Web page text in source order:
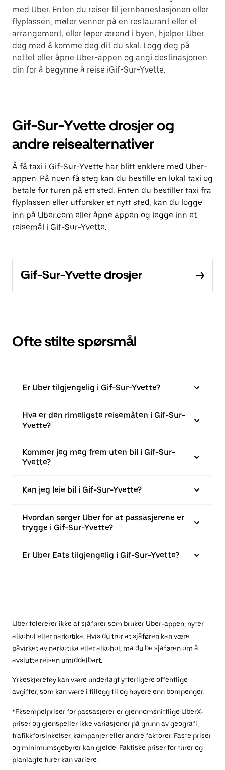
med Uber. Enten du reiser til jernbanestasjonen eller
flyplassen, møter venner på en restaurant eller et
arrangement, eller løper ærend i byen, hjelper Uber
deg med å komme deg dit du skal. Logg deg på
nettet eller åpne Uber-appen og angi destinasjonen
din for å begynne å reise iGif-Sur-Yvette.
Gif-Sur-Yvette drosjer og
andre reisealternativer
Å få taxi i Gif-Sur-Yvette har blitt enklere med Uber-
appen. På noen få steg kan du bestille en lokal taxi og
betale for turen på ett sted. Enten du bestiller taxi fra
flyplassen eller utforsker et nytt sted, kan du logge
inn på Uber.com eller åpne appen og legge inn et
reisemål i Gif-Sur-Yvette.
Gif-Sur-Yvette drosjer
Ofte stilte spørsmål
Er Uber tilgjengelig i Gif-Sur-Yvette?
Hva er den rimeligste reisemåten i Gif-Sur-
Yvette?
Kommer jeg meg frem uten bil i Gif-Sur-
Yvette?
Kan jeg leie bil i Gif-Sur-Yvette?
Hvordan sørger Uber for at passasjerene er
trygge i Gif-Sur-Yvette?
Er Uber Eats tilgjengelig i Gif-Sur-Yvette?
Uber tolererer ikke at sjåfører som bruker Uber-appen, nyter
alkohol eller narkotika. Hvis du tror at sjåføren kan være
påvirket av narkotika eller alkohol, må du be sjåføren om å
avslutte reisen umiddelbart.
Yrkeskjøretøy kan være underlagt ytterligere offentlige
avgifter, som kan være i tillegg til og høyere enn bompenger.
*Eksempelpriser for passasjerer er gjennomsnittlige UberX-
priser og gjenspeiler ikke variasjoner på grunn av geografi,
trafikkforsinkelser, kampanjer eller andre faktorer. Faste priser
og minimumsgebyrer kan gjelde. Faktiske priser for turer og
planlagte turer kan variere.